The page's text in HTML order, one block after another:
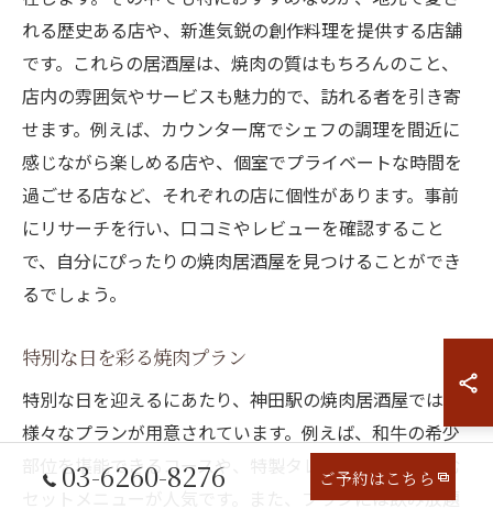
れる歴史ある店や、新進気鋭の創作料理を提供する店舗
です。これらの居酒屋は、焼肉の質はもちろんのこと、
店内の雰囲気やサービスも魅力的で、訪れる者を引き寄
せます。例えば、カウンター席でシェフの調理を間近に
感じながら楽しめる店や、個室でプライベートな時間を
過ごせる店など、それぞれの店に個性があります。事前
にリサーチを行い、口コミやレビューを確認すること
で、自分にぴったりの焼肉居酒屋を見つけることができ
るでしょう。
特別な日を彩る焼肉プラン
特別な日を迎えるにあたり、神田駅の焼肉居酒屋では
様々なプランが用意されています。例えば、和牛の希少
部位を堪能できるコースや、特製タレと合わせて楽しむ
セットメニューが人気です。また、プランには飲み放題
03-6260-8276 ご予約はこちら